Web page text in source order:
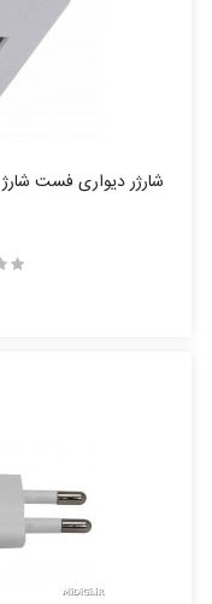
شارژر دیواری فست شارژ 18 وات QC3 شیائومی مدل MDY-08-ES